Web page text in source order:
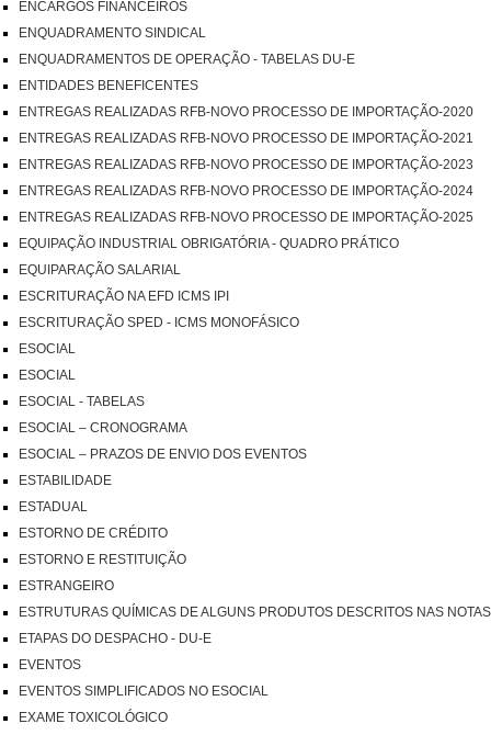
ENCARGOS FINANCEIROS
ENQUADRAMENTO SINDICAL
ENQUADRAMENTOS DE OPERAÇÃO - TABELAS DU-E
ENTIDADES BENEFICENTES
ENTREGAS REALIZADAS RFB-NOVO PROCESSO DE IMPORTAÇÃO-2020
ENTREGAS REALIZADAS RFB-NOVO PROCESSO DE IMPORTAÇÃO-2021
ENTREGAS REALIZADAS RFB-NOVO PROCESSO DE IMPORTAÇÃO-2023
ENTREGAS REALIZADAS RFB-NOVO PROCESSO DE IMPORTAÇÃO-2024
ENTREGAS REALIZADAS RFB-NOVO PROCESSO DE IMPORTAÇÃO-2025
EQUIPAÇÃO INDUSTRIAL OBRIGATÓRIA - QUADRO PRÁTICO
EQUIPARAÇÃO SALARIAL
ESCRITURAÇÃO NA EFD ICMS IPI
ESCRITURAÇÃO SPED - ICMS MONOFÁSICO
ESOCIAL
ESOCIAL
ESOCIAL - TABELAS
ESOCIAL – CRONOGRAMA
ESOCIAL – PRAZOS DE ENVIO DOS EVENTOS
ESTABILIDADE
ESTADUAL
ESTORNO DE CRÉDITO
ESTORNO E RESTITUIÇÃO
ESTRANGEIRO
ESTRUTURAS QUÍMICAS DE ALGUNS PRODUTOS DESCRITOS NAS
ETAPAS DO DESPACHO - DU-E
EVENTOS
EVENTOS SIMPLIFICADOS NO ESOCIAL
EXAME TOXICOLÓGICO